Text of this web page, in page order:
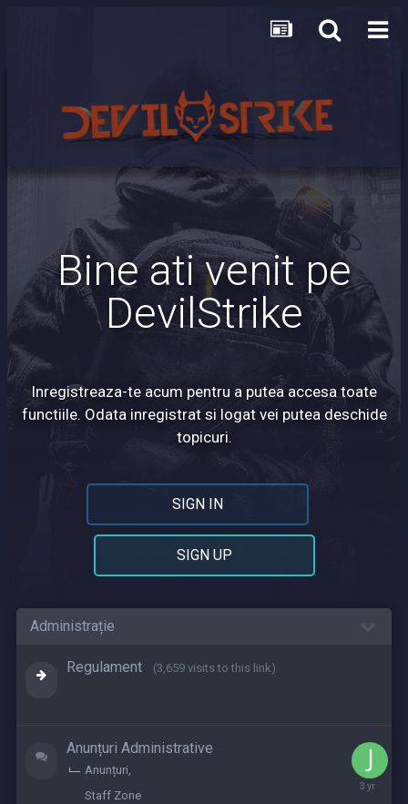
Bine ati venit pe
DevilStrike
Inregistreaza-te acum pentru a putea accesa toate
functiile. Odata inregistrat si logat vei putea deschide
topicuri.
SIGN IN
SIGN UP
Administrație
Regulament (3,659 visits to this link)
Anunțuri Administrative
Anunțuri
Staff Zone
June